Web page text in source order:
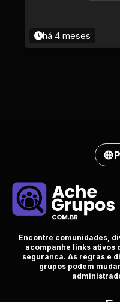
há 4 meses
Encontre comunidades,
acompanhe links ativos
seguranca. As regras e
grupos podem